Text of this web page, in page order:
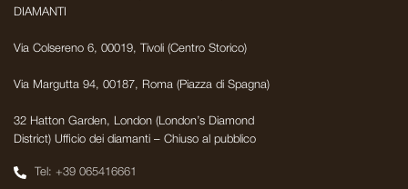
DIAMANTI
Via Colsereno 6, 00019, Tivoli (Centro Storico)
Via Margutta 94, 00187, Roma (Piazza di Spagna)
32 Hatton Garden, London (London’s Diamond
District) Ufficio dei diamanti – Chiuso al pubblico
Tel: +39 065416661